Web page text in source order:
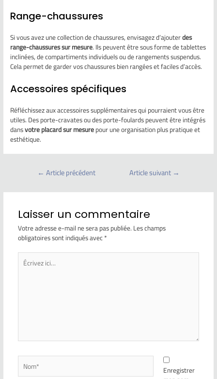
Range-chaussures
Si vous avez une collection de chaussures, envisagez d’ajouterdes
range-chaussures sur mesure. Ils peuvent être sous forme de tablettes
inclinées, de compartiments individuels ou de rangements suspendus.
Cela permet de garder vos chaussures bien rangées et faciles d’accès.
Accessoires spécifiques
Réfléchissez aux accessoires supplémentaires qui pourraient vous être
utiles. Des porte-cravates ou des porte-foulards peuvent être intégrés
dansvotre placard sur mesurepour une organisation plus pratique et
esthétique.
← Article précédent Article suivant →
Laisser un commentaire
Votre adresse e-mail ne sera pas publiée.Les champs
obligatoires sont indiqués avec*
Enregistrer